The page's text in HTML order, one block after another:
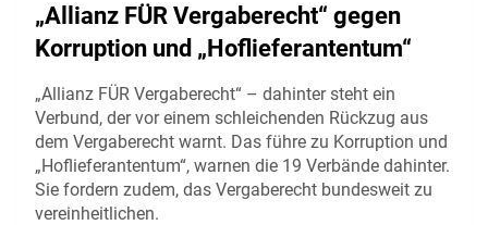
„Allianz FÜR Vergaberecht“ gegen
Korruption und „Hoflieferantentum“
„Allianz FÜR Vergaberecht“ – dahinter steht ein
Verbund, der vor einem schleichenden Rückzug aus
dem Vergaberecht warnt. Das führe zu Korruption und
„Hoflieferantentum“, warnen die 19 Verbände dahinter.
Sie fordern zudem, das Vergaberecht bundesweit zu
vereinheitlichen.